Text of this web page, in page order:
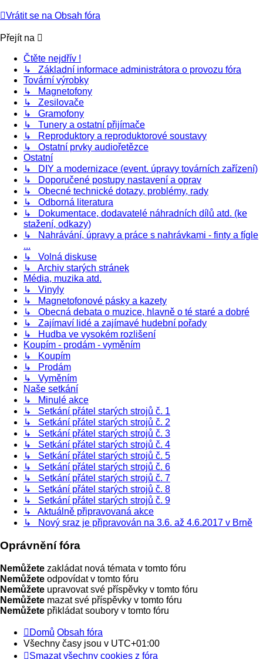
Vrátit se na Obsah fóra
Přejít na
Čtěte nejdřív !
↳ Základní informace administrátora o provozu fóra
Tovární výrobky
↳ Magnetofony
↳ Zesilovače
↳ Gramofony
↳ Tunery a ostatní přijímače
↳ Reproduktory a reproduktorové soustavy
↳ Ostatní prvky audiořetězce
Ostatní
↳ DIY a modernizace (event. úpravy továrních zařízení)
↳ Doporučené postupy nastavení a oprav
↳ Obecné technické dotazy, problémy, rady
↳ Odborná literatura
↳ Dokumentace, dodavatelé náhradních dílů atd. (ke
stažení, odkazy)
↳ Nahrávání, úpravy a práce s nahrávkami - finty a fígle
...
↳ Volná diskuse
↳ Archiv starých stránek
Média, muzika atd.
↳ Vinyly
↳ Magnetofonové pásky a kazety
↳ Obecná debata o muzice, hlavně o té staré a dobré
↳ Zajímaví lidé a zajímavé hudební pořady
↳ Hudba ve vysokém rozlišení
Koupím - prodám - vyměním
↳ Koupím
↳ Prodám
↳ Vyměním
Naše setkání
↳ Minulé akce
↳ Setkání přátel starých strojů č. 1
↳ Setkání přátel starých strojů č. 2
↳ Setkání přátel starých strojů č. 3
↳ Setkání přátel starých strojů č. 4
↳ Setkání přátel starých strojů č. 5
↳ Setkání přátel starých strojů č. 6
↳ Setkání přátel starých strojů č. 7
↳ Setkání přátel starých strojů č. 8
↳ Setkání přátel starých strojů č. 9
↳ Aktuálně připravovaná akce
↳ Nový sraz je připravován na 3.6. až 4.6.2017 v Brně
Oprávnění fóra
Nemůžete zakládat nová témata v tomto fóru
Nemůžete odpovídat v tomto fóru
Nemůžete upravovat své příspěvky v tomto fóru
Nemůžete mazat své příspěvky v tomto fóru
Nemůžete přikládat soubory v tomto fóru
Domů Obsah fóra
Všechny časy jsou v UTC+01:00
Smazat všechny cookies z fóra